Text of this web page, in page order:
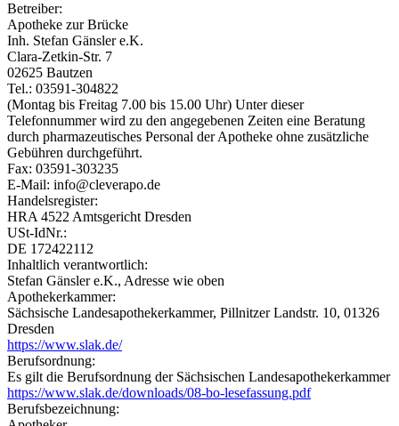
Betreiber:
Apotheke zur Brücke
Inh. Stefan Gänsler e.K.
Clara-Zetkin-Str. 7
02625 Bautzen
Tel.: 03591-304822
(Montag bis Freitag 7.00 bis 15.00 Uhr) Unter dieser
Telefonnummer wird zu den angegebenen Zeiten eine Beratung
durch pharmazeutisches Personal der Apotheke ohne zusätzliche
Gebühren durchgeführt.
Fax: 03591-303235
E-Mail: info@cleverapo.de
Handelsregister:
HRA 4522 Amtsgericht Dresden
USt-IdNr.:
DE 172422112
Inhaltlich verantwortlich:
Stefan Gänsler e.K., Adresse wie oben
Apotheker­kammer:
Sächsische Landesapothekerkammer, Pillnitzer Landstr. 10, 01326
Dresden
https://www.slak.de/
Berufsordnung:
Es gilt die Berufsordnung der Sächsischen Landesapothekerkammer
https://www.slak.de/downloads/08-bo-lesefassung.pdf
Berufsbezeichnung: